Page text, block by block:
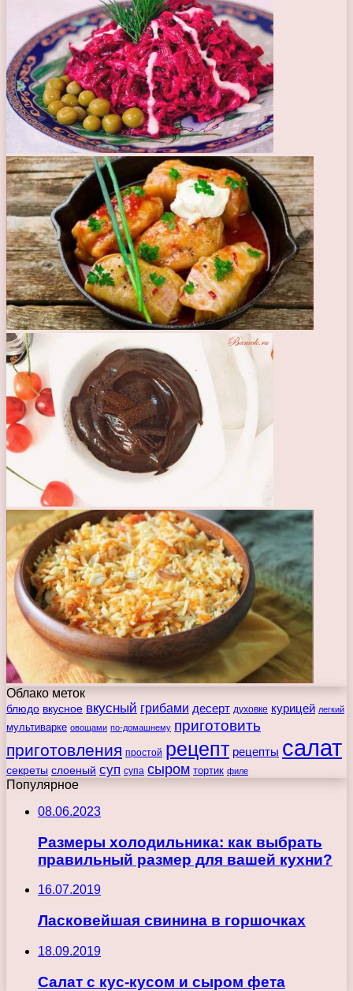
Облако меток
блюдо вкусное вкусный грибами десерт духовке курицей легкий
мультиварке овощами по-домашнему приготовить
приготовления простой рецепт рецепты салат
секреты слоеный суп супа сыром тортик филе
Популярное
08.06.2023
Размеры холодильника: как выбрать
правильный размер для вашей кухни?
16.07.2019
Ласковейшая свинина в горшочках
18.09.2019
Салат с кус-кусом и сыром фета